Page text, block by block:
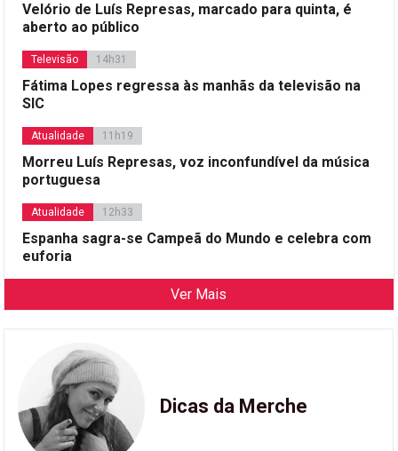
Velório de Luís Represas, marcado para quinta, é
aberto ao público
Televisão 14h31
Fátima Lopes regressa às manhãs da televisão na
SIC
Atualidade 11h19
Morreu Luís Represas, voz inconfundível da música
portuguesa
Atualidade 12h33
Espanha sagra-se Campeã do Mundo e celebra com
euforia
Ver Mais
Dicas da Merche